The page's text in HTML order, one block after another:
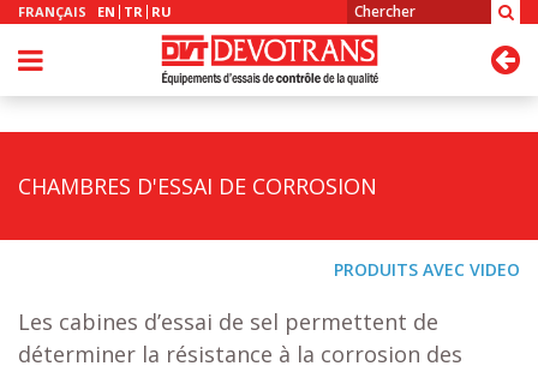
FRANÇAIS EN TR RU
CHAMBRES D'ESSAI DE CORROSION
PRODUITS AVEC VIDEO
Les cabines d’essai de sel permettent de
déterminer la résistance à la corrosion des